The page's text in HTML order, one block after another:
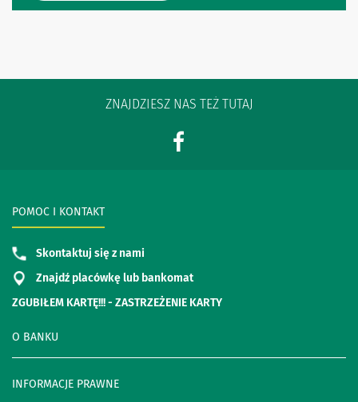
ZNAJDZIESZ NAS TEŻ TUTAJ
O BANKU
INFORMACJE PRAWNE
POMOC I KONTAKT
Skontaktuj się z nami
Znajdź placówkę lub bankomat
ZGUBIŁEM KARTĘ!!! - ZASTRZEŻENIE KARTY